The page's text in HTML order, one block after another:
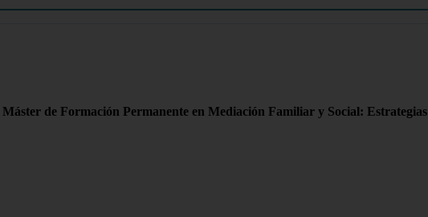
Máster de Formación Permanente en Mediación Familiar y Social: